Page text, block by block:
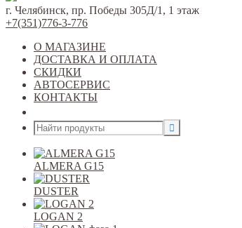
г. Челябинск, пр. Победы 305Д/1, 1 этаж
+7(351)776-3-776
О МАГАЗИНЕ
ДОСТАВКА И ОПЛАТА
СКИДКИ
АВТОСЕРВИС
КОНТАКТЫ
ALMERA G15
DUSTER
LOGAN 2